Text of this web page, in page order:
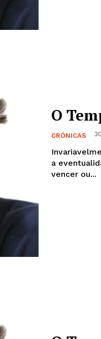
O
CRÓNICAS
a
vencer ou...